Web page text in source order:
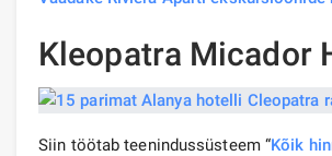
Kleopatra Micador
Siin töötab teenindussüsteem “Kõik